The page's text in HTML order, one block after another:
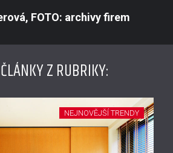
FOTO: archivy firem
Z RUBRIKY:
NEJNOVĚJŠÍ TRENDY